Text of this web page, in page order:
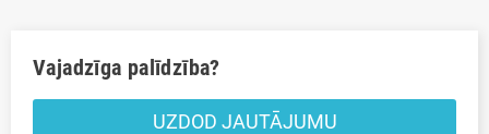
Vajadzīga palīdzība?
UZDOD JAUTĀJUMU